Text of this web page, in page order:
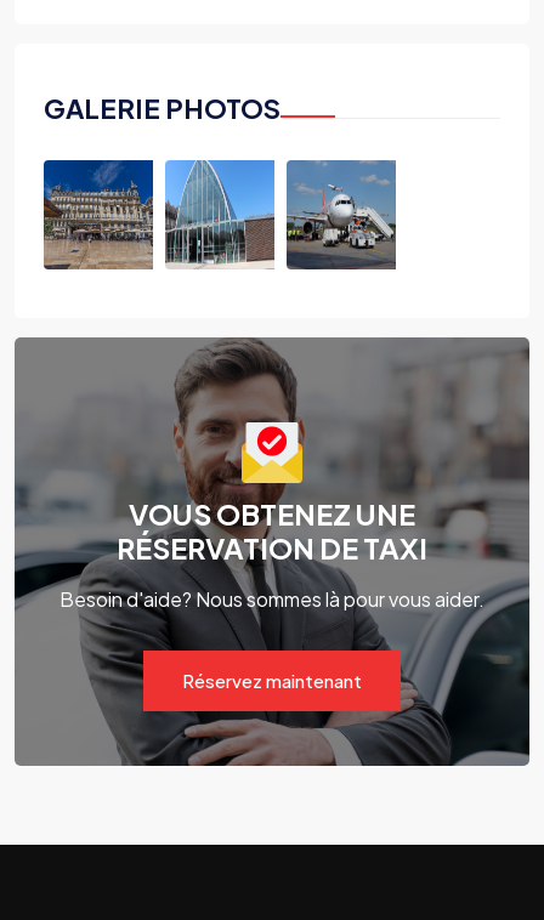
GALERIE PHOTOS
VOUS OBTENEZ UNE
RÉSERVATION DE TAXI
Besoin d'aide? Nous sommes là pour vous aider.
Réservez maintenant